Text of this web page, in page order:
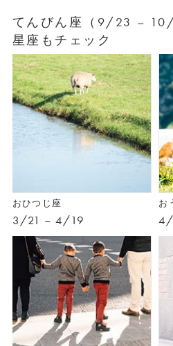
てんびん座（9/23 –
星座もチェック
おひつじ座
3/21 – 4/19
お